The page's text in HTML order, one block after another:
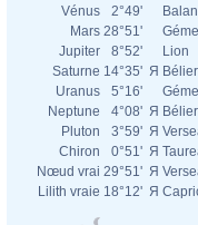
Vénus
2°49'
Mars 28°51'
Jupiter
8°52'
Lion
Saturne 14°35' Я Bélier
Uranus
5°16'
Neptune
4°08' Я Bélier
Pluton
3°59' Я
Chiron
0°51' Я
Nœud vrai 29°51' Я
Lilith vraie 18°12' Я